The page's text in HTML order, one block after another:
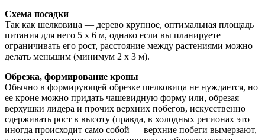
Схема посадки
Так как шелковица — дерево крупное, оптимальная площадь
питания для него 5 х 6 м, однако если вы планируете
ограничивать его рост, расстояние между растениями можно
делать меньшим (минимум 2 х 3 м).
Обрезка, формирование кроны
Обычно в формирующей обрезке шелковица не нуждается, но
ее кроне можно придать чашевидную форму или, обрезая
верхушки лидера и прочих верхних побегов, искусственно
сдерживать рост в высоту (правда, в холодных регионах это
иногда происходит само собой — верхние побеги вымерзают,